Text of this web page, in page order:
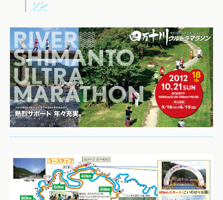
ソン